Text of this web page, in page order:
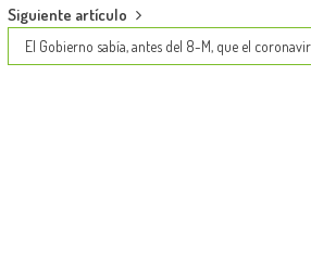
Siguiente artículo
El Gobierno sabía, antes del 8-M, que el